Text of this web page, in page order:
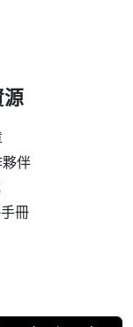
伴
冊